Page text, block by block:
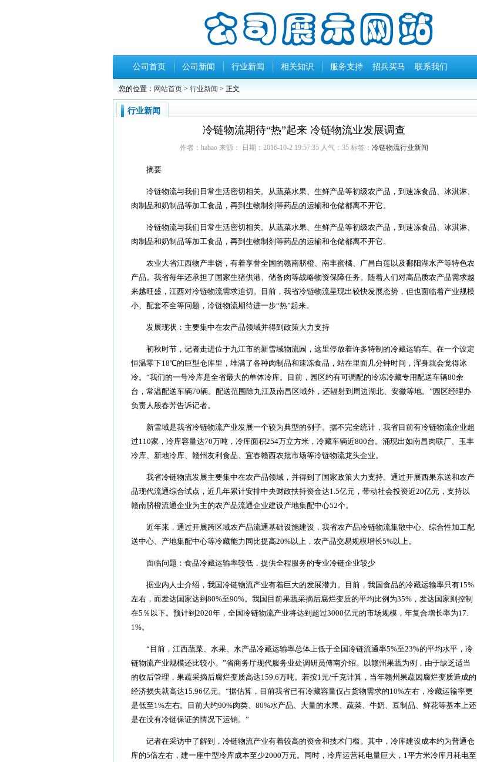
公司首页 公司新闻 行业新闻 相关知识 服务支持 招兵买马 联系我们
您的位置： 网站首页 > 行业新闻 > 正文
行业新闻
冷链物流期待“热”起来 冷链物流业发展调查
作者：habao 来源： 日期：2016-10-2 19:57:35 人气： 35标签： 冷链物流行业新闻
摘要
冷链物流与我们日常生活密切相关。从蔬菜水果、生鲜产品等初级农产品，到速冻食品、冰淇淋、
肉制品和奶制品等加工食品，再到生物制剂等药品的运输和仓储都离不开它。
冷链物流与我们日常生活密切相关。从蔬菜水果、生鲜产品等初级农产品，到速冻食品、冰淇淋、
肉制品和奶制品等加工食品，再到生物制剂等药品的运输和仓储都离不开它。
农业大省江西物产丰饶，有着享誉全国的赣南脐橙、南丰蜜橘、广昌白莲以及鄱阳湖水产等特色农
产品。我省每年还承担了国家生猪供港、储备肉等战略物资保障任务。随着人们对高品质农产品需求越
来越旺盛，江西对冷链物流需求迫切。目前，我省冷链物流呈现出较快发展态势，但也面临着产业规模
小、配套不全等问题，冷链物流期待进一步“热”起来。
发展现状：主要集中在农产品领域并得到政策大力支持
初秋时节，记者走进位于九江市的新雪域物流园，这里停放着许多特制的冷藏运输车。在一个设定
恒温零下18℃的巨型仓库里，堆满了各种肉制品和速冻食品，站在里面几分钟时间，浑身就会觉得冰
冷。“我们的一号冷库是全省最大的单体冷库。目前，园区约有可调配的冷冻冷藏专用配送车辆80余
台，常温配送车辆70辆。配送范围除九江及南昌区域外，还辐射到周边湖北、安徽等地。”园区经理办
负责人殷春芳告诉记者。
新雪域是我省冷链物流产业发展一个较为典型的例子。据不完全统计，我省目前有冷链物流企业超
过110家，冷库容量达70万吨，冷库面积254万立方米，冷藏车辆近800台。涌现出如南昌肉联厂、玉丰
冷库、新地冷库、赣州友利食品、宜春赣西农批市场等冷链物流龙头企业。
我省冷链物流发展主要集中在农产品领域，并得到了国家政策大力支持。通过开展西果东送和农产
品现代流通综合试点，近几年累计安排中央财政扶持资金达1.5亿元，带动社会投资近20亿元，支持以
赣南脐橙流通企业为主的农产品流通企业建设产地集配中心52个。
近年来，通过开展跨区域农产品流通基础设施建设，我省农产品冷链物流集散中心、综合性加工配
送中心、产地集配中心等冷藏能力同比提高20%以上，农产品交易规模增长5%以上。
面临问题：食品冷藏运输率较低，提供全程服务的专业冷链企业较少
据业内人士介绍，我国冷链物流产业有着巨大的发展潜力。目前，我国食品的冷藏运输率只有15%
左右，而发达国家达到80%至90%。我国目前果蔬采摘后腐烂变质的平均比例为35%，发达国家则控制
在5％以下。预计到2020年，全国冷链物流产业将达到超过3000亿元的市场规模，年复合增长率为17.
1%。
“目前，江西蔬菜、水果、水产品冷藏运输率总体上低于全国冷链流通率5%至23%的平均水平，冷
链物流产业规模还比较小。”省商务厅现代服务业处调研员傅南介绍。以赣州果蔬为例，由于缺乏适当
的收后管理，果蔬采摘后腐烂变质高达159.6万吨。若按1元/千克计算，当年赣州果蔬因腐烂变质造成的
经济损失就高达15.96亿元。“据估算，目前我省已有冷藏容量仅占货物需求的10%左右，冷藏运输率更
是低至1%左右。目前大约90%肉类、80%水产品、大量的水果、蔬菜、牛奶、豆制品、鲜花等基本上还
是在没有冷链保证的情况下运销。”
记者在采访中了解到，冷链物流产业有着较高的资金和技术门槛。其中，冷库建设成本约为普通仓
库的5倍左右，建一座中型冷库成本至少2000万元。同时，冷库运营耗电量巨大，1平方米冷库月耗电至